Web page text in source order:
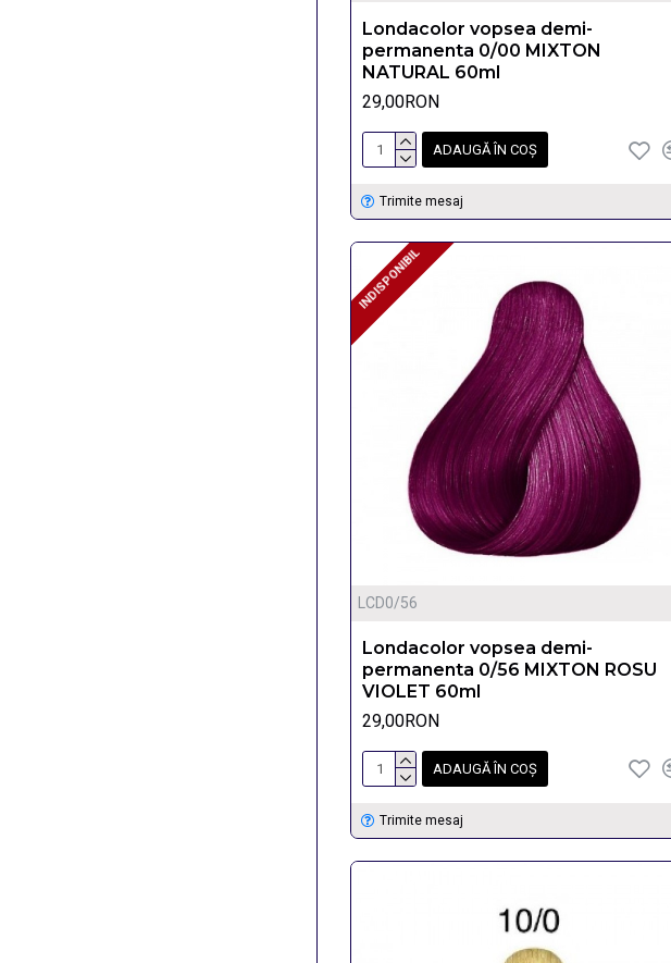
Londacolor vopsea demi-
permanenta 0/00 MIXTON
NATURAL 60ml
29,00RON
ADAUGĂ ÎN COŞ
Trimite mesaj
INDISPONIBIL
INDISPONIBIL
LCD0/56
Londacolor vopsea demi-
permanenta 0/56 MIXTON ROSU
VIOLET 60ml
29,00RON
ADAUGĂ ÎN COŞ
Trimite mesaj